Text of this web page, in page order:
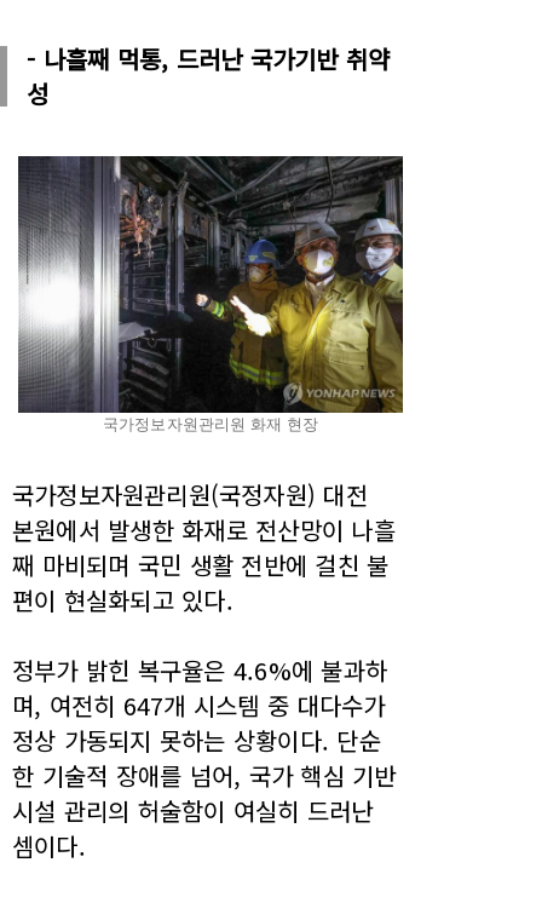
- 나흘째 먹통, 드러난 국가기반 취약
성
국가정보자원관리원 화재 현장
국가정보자원관리원(국정자원) 대전
본원에서 발생한 화재로 전산망이 나흘
째 마비되며 국민 생활 전반에 걸친 불
편이 현실화되고 있다.
정부가 밝힌 복구율은 4.6%에 불과하
며, 여전히 647개 시스템 중 대다수가
정상 가동되지 못하는 상황이다. 단순
한 기술적 장애를 넘어, 국가 핵심 기반
시설 관리의 허술함이 여실히 드러난
셈이다.